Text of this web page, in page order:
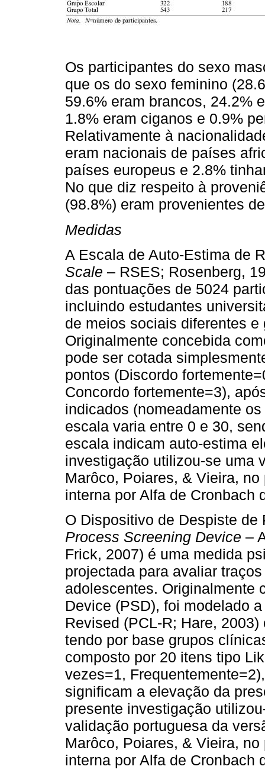
Os participantes do sexo
que os do sexo feminino
59.6% eram brancos, 24.2%
1.8% eram ciganos e 0.9%
Relativamente à
eram nacionais de países
países europeus e 2.8%
No que diz respeito à
(98.8%) eram provenientes
Medidas
A Escala de Auto-Estima de
Scale – RSES; Rosenberg,
das pontuações de 5024
incluindo estudantes
de meios sociais diferentes
Originalmente concebida
pode ser cotada
pontos (Discordo
Concordo fortemente=3),
indicados (nomeadamente
escala varia entre 0 e 30,
escala indicam auto-estima
investigação utilizou-se uma
Marôco, Poiares, & Vieira,
interna por Alfa de Cronbach
O Dispositivo de Despiste de
Process Screening Device –
Frick, 2007) é uma medida
projectada para avaliar
adolescentes. Originalmente
Device (PSD), foi modelado
Revised (PCL-R; Hare,
tendo por base grupos
composto por 20 itens tipo
vezes=1,
significam a elevação da
presente investigação
validação portuguesa da
Marôco, Poiares, & Vieira,
interna por Alfa de Cronbach